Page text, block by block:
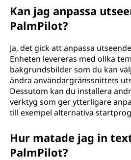
Kan jag anpassa
PalmPilot?
Ja, det gick att anpassa
Enheten levereras med olika
bakgrundsbilder som du kan
ändra användargränssnittets
Dessutom kan du installera
verktyg som ger ytterligare
till exempel alternativa
Hur matade jag in
PalmPilot?